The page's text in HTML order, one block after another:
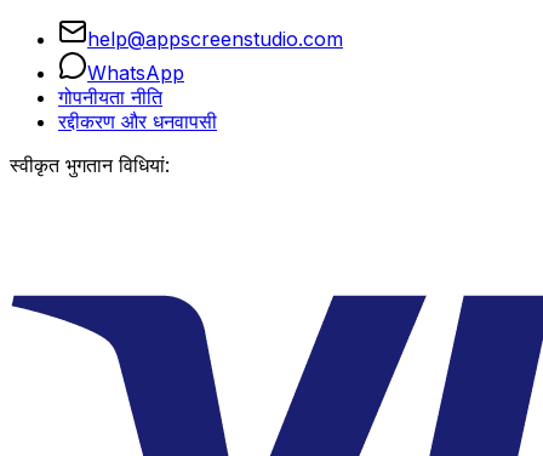
help@appscreenstudio.com
WhatsApp
गोपनीयता नीति
रद्दीकरण और धनवापसी
स्वीकृत भुगतान विधियां: